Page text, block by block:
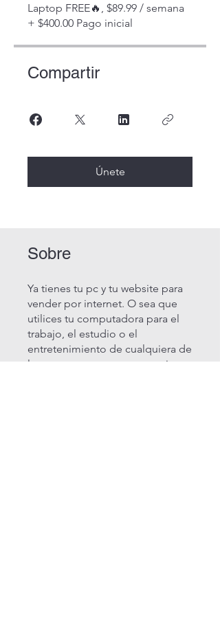
Laptop FREE🔥, $89.99 / semana
+ $400.00 Pago inicial
Compartir
Únete
Sobre
Ya tienes tu pc y tu website para
vender por internet. O sea que
utilices tu computadora para el
trabajo, el estudio o el
entretenimiento de cualquiera de
los cursos que tenemos aqui para